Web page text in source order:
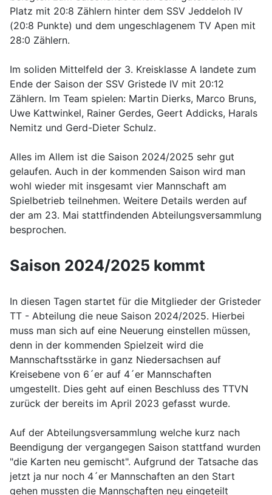
Platz mit 20:8 Zählern hinter dem SSV Jeddeloh IV
(20:8 Punkte) und dem ungeschlagenem TV Apen mit
28:0 Zählern.
Im soliden Mittelfeld der 3. Kreisklasse A landete zum
Ende der Saison der SSV Gristede IV mit 20:12
Zählern. Im Team spielen: Martin Dierks, Marco Bruns,
Uwe Kattwinkel, Rainer Gerdes, Geert Addicks, Harals
Nemitz und Gerd-Dieter Schulz.
Alles im Allem ist die Saison 2024/2025 sehr gut
gelaufen. Auch in der kommenden Saison wird man
wohl wieder mit insgesamt vier Mannschaft am
Spielbetrieb teilnehmen. Weitere Details werden auf
der am 23. Mai stattfindenden Abteilungsversammlung
besprochen.
Saison 2024/2025 kommt
In diesen Tagen startet für die Mitglieder der Gristeder
TT - Abteilung die neue Saison 2024/2025. Hierbei
muss man sich auf eine Neuerung einstellen müssen,
denn in der kommenden Spielzeit wird die
Mannschaftsstärke in ganz Niedersachsen auf
Kreisebene von 6´er auf 4´er Mannschaften
umgestellt. Dies geht auf einen Beschluss des TTVN
zurück der bereits im April 2023 gefasst wurde.
Auf der Abteilungsversammlung welche kurz nach
Beendigung der vergangegen Saison stattfand wurden
"die Karten neu gemischt". Aufgrund der Tatsache das
jetzt ja nur noch 4´er Mannschaften an den Start
gehen mussten die Mannschaften neu eingeteilt